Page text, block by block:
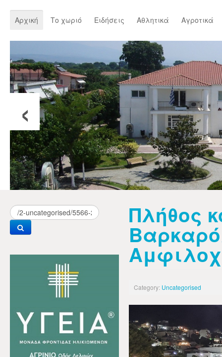
Αρχική Το χωριό Ειδήσεις Αθλητικά Αγροτικά
‹
Πλήθος
Category: Uncategorised